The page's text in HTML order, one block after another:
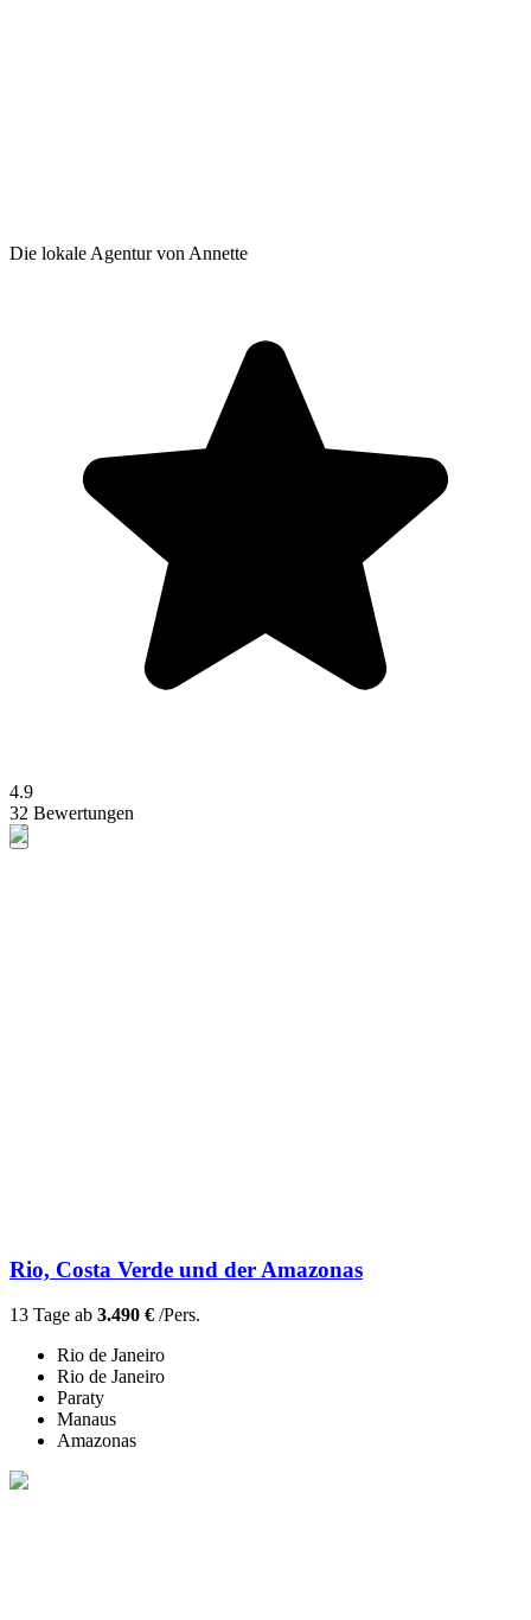
Die lokale Agentur von Annette
4.9
32 Bewertungen
Rio, Costa Verde und der Amazonas
13 Tage ab 3.490 € /Pers.
Rio de Janeiro
Rio de Janeiro
Paraty
Manaus
Amazonas